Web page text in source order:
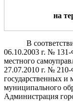
на
В
06.10.2003 г. №
местного
27.07.2010 г. №
государственных и
муниципального
Администрация